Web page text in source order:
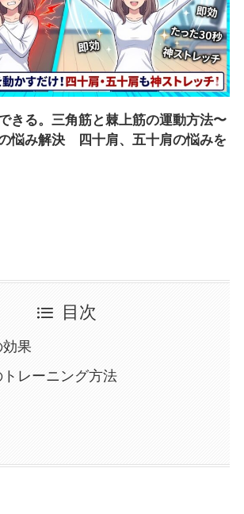
きる。三角筋と棘上筋の運動方法〜
悩み解決 四十肩、五十肩の悩みを
目次
果
レーニング方法